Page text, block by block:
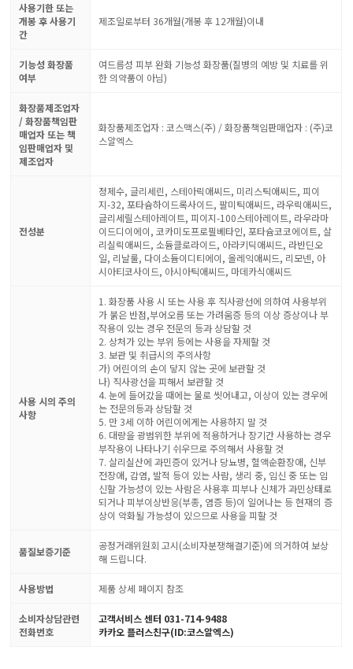
사용기한 또는
개봉 후 사용기
간
제조일로부터 36개월(개봉 후 12개월)이내
기능성 화장품
여부
여드름성 피부 완화 기능성 화장품(질병의 예방 및 치료를 위
한 의약품이 아님)
화장품제조업자
/ 화장품책임판
매업자 또는 책
임판매업자 및
제조업자
화장품제조업자 : 코스맥스(주) / 화장품책임판매업자 : (주)코
스알엑스
전성분
정제수, 글리세린, 스테아릭애씨드, 미리스틱애씨드, 피이
지-32, 포타슘하이드록사이드, 팔미틱애씨드, 라우릭애씨드,
글리세릴스테아레이트, 피이지-100스테아레이트, 라우라마
이드디이에이, 코카미도프로필베타인, 포타슘코코에이트, 살
리실릭애씨드, 소듐클로라이드, 아라키딕애씨드, 라반딘오
일, 리날룰, 다이소듐이디티에이, 올레익애씨드, 리모넨, 아
시아티코사이드, 아시아틱애씨드, 마데카식애씨드
사용 시의 주의
사항
1. 화장품 사용 시 또는 사용 후 직사광선에 의하여 사용부위
가 붉은 반점,부어오름 또는 가려움증 등의 이상 증상이나 부
작용이 있는 경우 전문의 등과 상담할 것
2. 상처가 있는 부위 등에는 사용을 자제할 것
3. 보관 및 취급시의 주의사항
가) 어린이의 손이 닿지 않는 곳에 보관할 것
나) 직사광선을 피해서 보관할 것
4. 눈에 들어갔을 때에는 물로 씻어내고, 이상이 있는 경우에
는 전문의등과 상담할 것
5. 만 3세 이하 어린이에게는 사용하지 말 것
6. 대량을 광범위한 부위에 적용하거나 장기간 사용하는 경우
부작용이 나타나기 쉬우므로 주의해서 사용할 것
7. 살리실산에 과민증이 있거나 당뇨병, 혈액순환장애, 신부
전장애, 감염, 발적 등이 있는 사람, 생리 중, 임신 중 또는 임
신할 가능성이 있는 사람은 사용후 피부나 신체가 과민상태로
되거나 피부이상반응(부종, 염증 등)이 일어나는 등 현재의 증
상이 악화될 가능성이 있으므로 사용을 피할 것
품질보증기준
공정거래위원회 고시(소비자분쟁해결기준)에 의거하여 보상
해 드립니다.
사용방법 제품 상세 페이지 참조
소비자상담관련
전화번호
고객서비스 센터 031-714-9488
카카오 플러스친구(ID:코스알엑스)